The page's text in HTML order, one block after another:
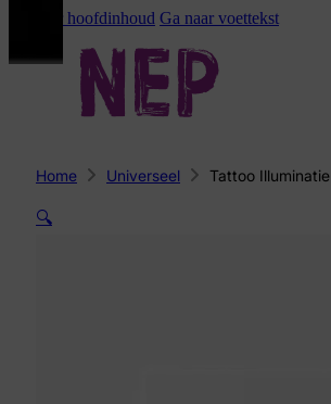
Ga naar hoofdinhoud Ga naar voettekst
Home Universeel Tattoo Illuminatie
🔍